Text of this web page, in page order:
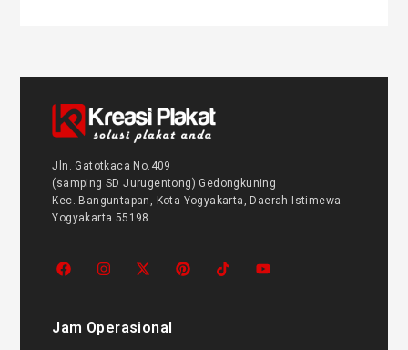
Jln. Gatotkaca No.409
(samping SD Jurugentong) Gedongkuning
Kec. Banguntapan, Kota Yogyakarta, Daerah Istimewa
Yogyakarta 55198
Jam Operasional